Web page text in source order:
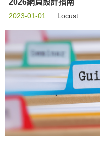
2026網頁設計指南
2023-01-01 Locust